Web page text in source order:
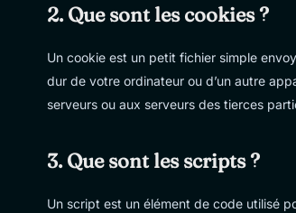
2. Que sont les cookies ?
Un cookie est un petit fichier simple
dur de votre ordinateur ou d’un autre
serveurs ou aux serveurs des tierces
3. Que sont les scripts ?
Un script est un élément de code utilisé